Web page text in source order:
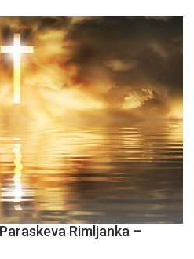
Rimljanka –